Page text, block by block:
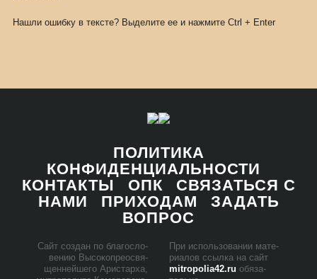
Нашли ошибку в тексте? Выделите ее и нажмите Ctrl + Enter
ПОЛИТИКА
КОНФИДЕНЦИАЛЬНОСТИ
КОНТАКТЫ
ОПК
СВЯЗАТЬСЯ С
НАМИ
ПРИХОДАМ
ЗАДАТЬ
ВОПРОС
Сайт со­здан по бла­го­сло­
ве­нию Вы­со­ко­прео­свя­
щен­ней­ше­го Ари­стар­ха,
При ис­поль­зо­ва­нии ма­те­
ри­а­лов ссыл­ка на сайт
mitropolia42.ru обя­за­